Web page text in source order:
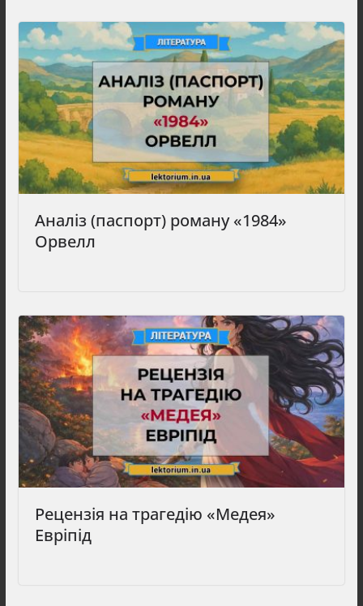
Аналіз (паспорт) роману «1984»
Орвелл
Рецензія на трагедію «Медея»
Евріпід